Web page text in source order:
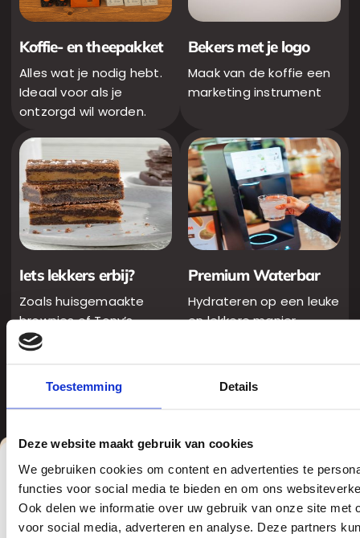
Toestemming Details
Deze website maakt gebruik van cookies
We gebruiken cookies om content en advertenties te
functies voor social media te bieden en om ons
Ook delen we informatie over uw gebruik van onze site met
voor social media, adverteren en analyse. Deze partners
Koffie- en theepakket
Alles wat je nodig hebt.
Ideaal voor als je
ontzorgd wil worden.
Bekers met je logo
Maak van de koffie een
marketing instrument
Iets lekkers erbij?
Zoals huisgemaakte
brownies of Tony’s
Chocolonely
Premium Waterbar
Hydrateren op een leuke
en lekkere manier
We zijn vaste partner van